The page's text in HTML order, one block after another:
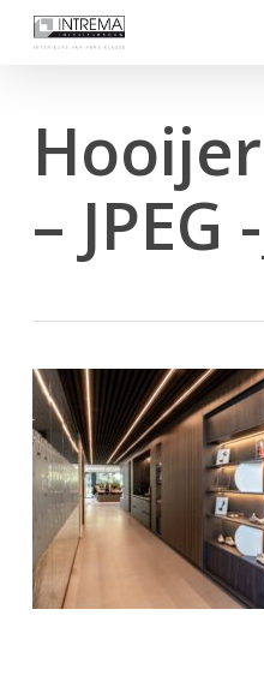
– JPEG